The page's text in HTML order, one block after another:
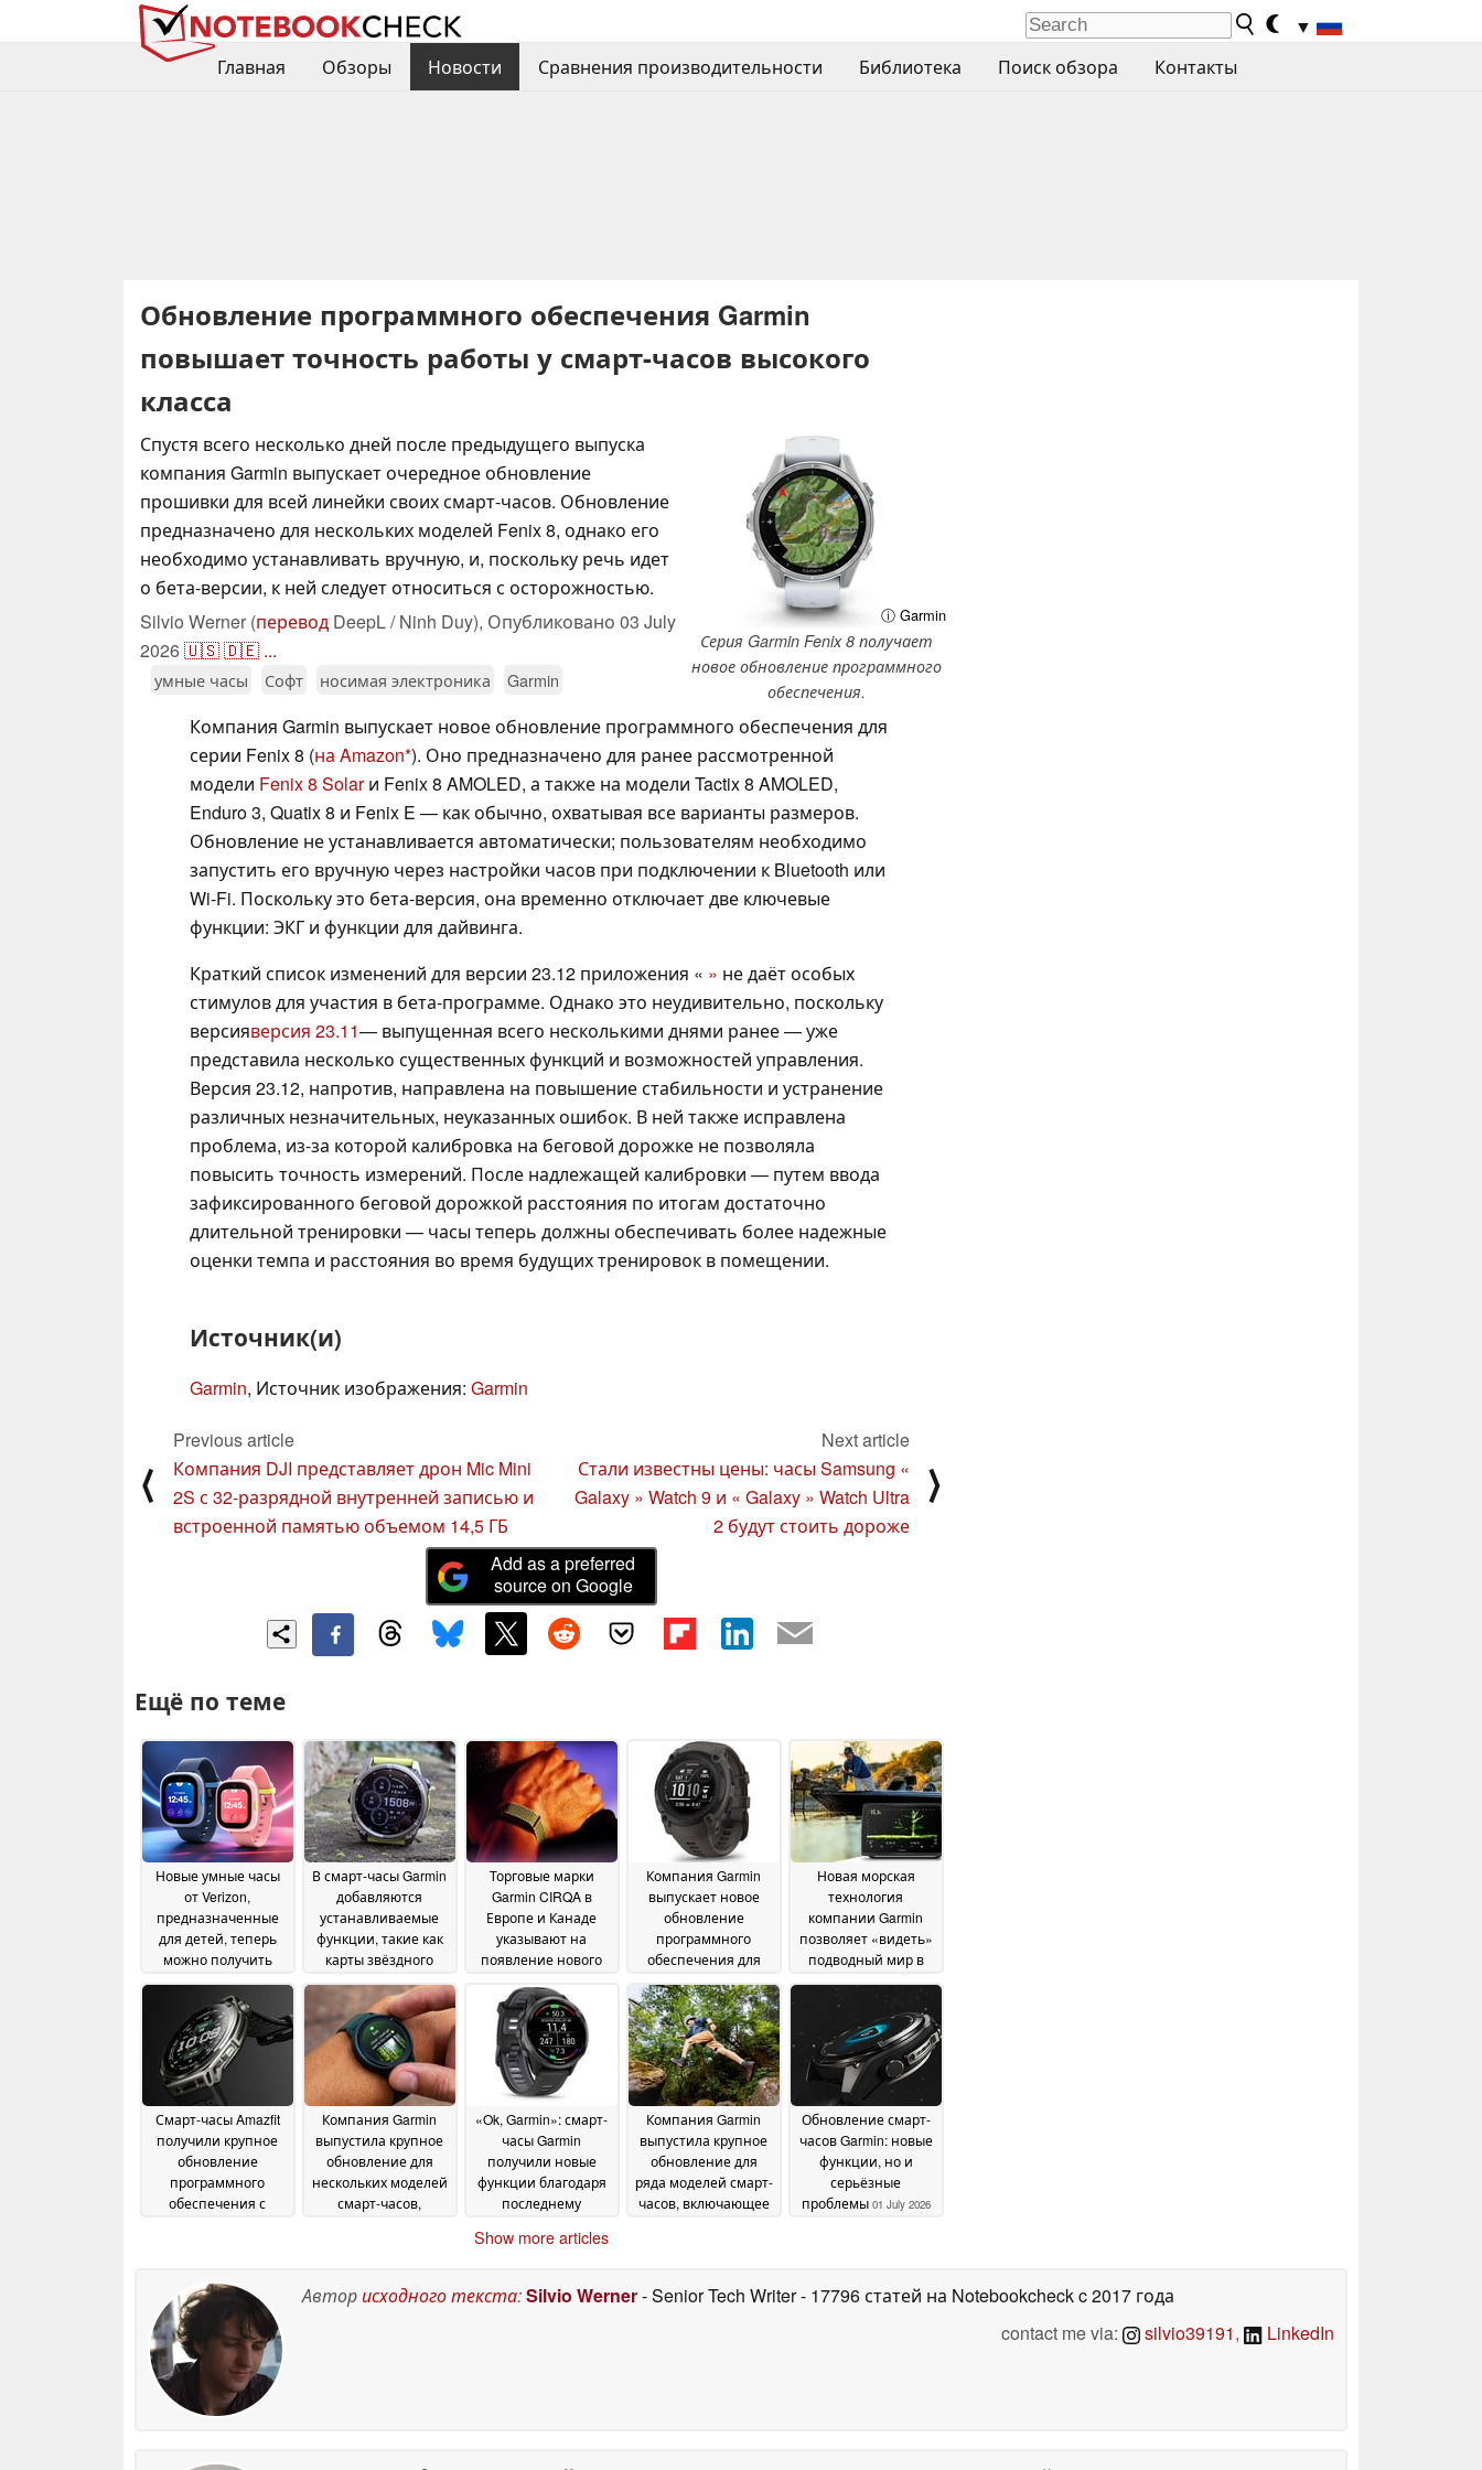
▼
Главная
Обзоры Новости Сравнения производительности Библиотека Поиск обзора Контакты
Обновление программного обеспечения Garmin
повышает точность работы у смарт-часов высокого
класса
ⓘ Garmin
Серия Garmin Fenix 8 получает
новое обновление программного
обеспечения.
Спустя всего несколько дней после предыдущего выпуска
компания Garmin выпускает очередное обновление
прошивки для всей линейки своих смарт-часов. Обновление
предназначено для нескольких моделей Fenix 8, однако его
необходимо устанавливать вручную, и, поскольку речь идет
о бета-версии, к ней следует относиться с осторожностью.
Silvio Werner (перевод DeepL / Ninh Duy), Опубликовано 03 July
2026🇺🇸🇩🇪 ...
умные часы Софт носимая электроника Garmin
Компания Garmin выпускает новое обновление программного обеспечения для
серии Fenix 8 (на Amazon ). Оно предназначено для ранее рассмотренной
модели Fenix 8 Solarи Fenix 8 AMOLED, а также на модели Tactix 8 AMOLED,
Enduro 3, Quatix 8 и Fenix E — как обычно, охватывая все варианты размеров.
Обновление не устанавливается автоматически; пользователям необходимо
запустить его вручную через настройки часов при подключении к Bluetooth или
Wi-Fi. Поскольку это бета-версия, она временно отключает две ключевые
функции: ЭКГ и функции для дайвинга.
Краткий список изменений для версии 23.12 приложения « » не даёт особых
стимулов для участия в бета-программе. Однако это неудивительно, поскольку
версияверсия 23.11— выпущенная всего несколькими днями ранее — уже
представила несколько существенных функций и возможностей управления.
Версия 23.12, напротив, направлена на повышение стабильности и устранение
различных незначительных, неуказанных ошибок. В ней также исправлена
проблема, из-за которой калибровка на беговой дорожке не позволяла
повысить точность измерений. После надлежащей калибровки — путем ввода
зафиксированного беговой дорожкой расстояния по итогам достаточно
длительной тренировки — часы теперь должны обеспечивать более надежные
оценки темпа и расстояния во время будущих тренировок в помещении.
Источник(и)
Garmin, Источник изображения: Garmin
⟨
Previous article
Компания DJI представляет дрон Mic Mini
2S с 32-разрядной внутренней записью и
встроенной памятью объемом 14,5 ГБ
Next article
Стали известны цены: часы Samsung «
Galaxy » Watch 9 и « Galaxy » Watch Ultra
2 будут стоить дороже
⟩
Add as a preferred
source on Google
Ещё по теме
Новые умные часы
от Verizon,
предназначенные
для детей, теперь
можно получить
один нюанс15 July
2026
В смарт-часы Garmin
добавляются
устанавливаемые
функции, такие как
карты звёздного
реального времени
11 July 2026
Торговые марки
Garmin CIRQA в
Европе и Канаде
указывают на
появление нового
Компания Garmin
выпускает новое
обновление
программного
обеспечения для
линейки смарт-
часов08 July 2026
Новая морская
технология
компании Garmin
позволяет «видеть»
подводный мир в
времени
Смарт-часы Amazfit
получили крупное
обновление
программного
обеспечения с
Компания Garmin
выпустила крупное
обновление для
нескольких моделей
смарт-часов,
02 July 2026
«Ok, Garmin»: смарт-
часы Garmin
получили новые
функции благодаря
последнему
2026
Компания Garmin
выпустила крупное
обновление для
ряда моделей смарт-
часов, включающее
Обновление смарт-
часов Garmin: новые
функции, но и
серьёзные
проблемы 01 July 2026
Show more articles
Авторисходного текста:Silvio Werner- Senior Tech Writer- 17796 статей на Notebookcheckc 2017 года
contact me via:
silvio39191, LinkedIn